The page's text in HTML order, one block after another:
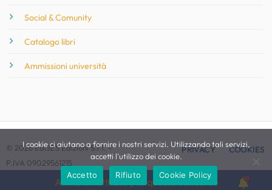
Attiva le notifiche per questo concorso
Social & Comunity
Catalogo libri
Ammissioni università
© 2026 EdiSES Edizioni S.r.l. -
P.IVA 09029561215
PRIVACY COOKIES
I cookie ci aiutano a fornire i nostri servizi. Utilizzando tali servizi,
accetti l'utilizzo dei cookie.
Accetto
Rifiuto Cookie Policy